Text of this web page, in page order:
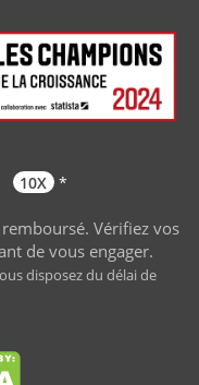
10X *
Vérifiez vos
de vous engager.
disposez du délai de